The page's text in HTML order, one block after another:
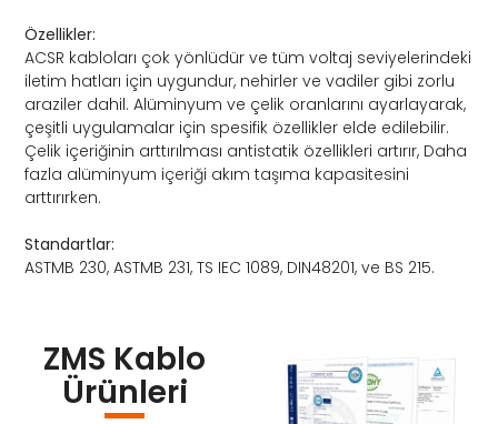
Özellikler:
ACSR kabloları çok yönlüdür ve tüm voltaj seviyelerindeki
iletim hatları için uygundur, nehirler ve vadiler gibi zorlu
araziler dahil. Alüminyum ve çelik oranlarını ayarlayarak,
çeşitli uygulamalar için spesifik özellikler elde edilebilir.
Çelik içeriğinin arttırılması antistatik özellikleri artırır, Daha
fazla alüminyum içeriği akım taşıma kapasitesini
arttırırken.
Standartlar:
ASTMB 230, ASTMB 231, TS IEC 1089, DIN48201, ve BS 215.
ZMS Kablo
Ürünleri